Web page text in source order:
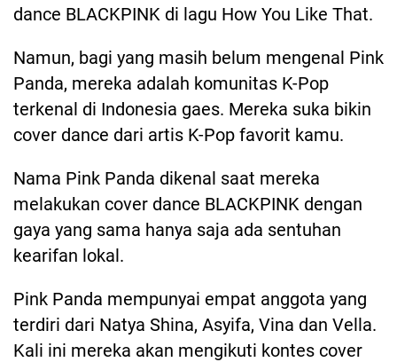
dance BLACKPINK di lagu How You Like That.
Namun, bagi yang masih belum mengenal Pink
Panda, mereka adalah komunitas K-Pop
terkenal di Indonesia gaes. Mereka suka bikin
cover dance dari artis K-Pop favorit kamu.
Nama Pink Panda dikenal saat mereka
melakukan cover dance BLACKPINK dengan
gaya yang sama hanya saja ada sentuhan
kearifan lokal.
Pink Panda mempunyai empat anggota yang
terdiri dari Natya Shina, Asyifa, Vina dan Vella.
Kali ini mereka akan mengikuti kontes cover